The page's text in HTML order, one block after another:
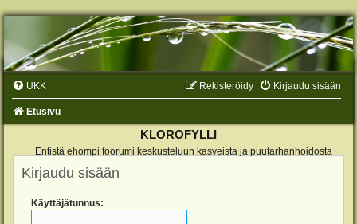
UKK Kirjaudu sisään
Rekisteröidy
Etusivu
KLOROFYLLI
Entistä ehompi foorumi keskusteluun kasveista ja puutarhanhoidosta
Kirjaudu sisään
Käyttäjätunnus: